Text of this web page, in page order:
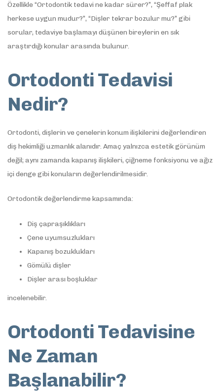
Özellikle “Ortodontik tedavi ne kadar sürer?”, “Şeffaf plak
herkese uygun mudur?”, “Dişler tekrar bozulur mu?” gibi
sorular, tedaviye başlamayı düşünen bireylerin en sık
araştırdığı konular arasında bulunur.
Ortodonti Tedavisi
Nedir?
Ortodonti, dişlerin ve çenelerin konum ilişkilerini değerlendiren
diş hekimliği uzmanlık alanıdır. Amaç yalnızca estetik görünüm
değil; aynı zamanda kapanış ilişkileri, çiğneme fonksiyonu ve ağız
içi denge gibi konuların değerlendirilmesidir.
Ortodontik değerlendirme kapsamında:
Diş çapraşıklıkları
Çene uyumsuzlukları
Kapanış bozuklukları
Gömülü dişler
Dişler arası boşluklar
incelenebilir.
Ortodonti Tedavisine
Ne Zaman
Başlanabilir?